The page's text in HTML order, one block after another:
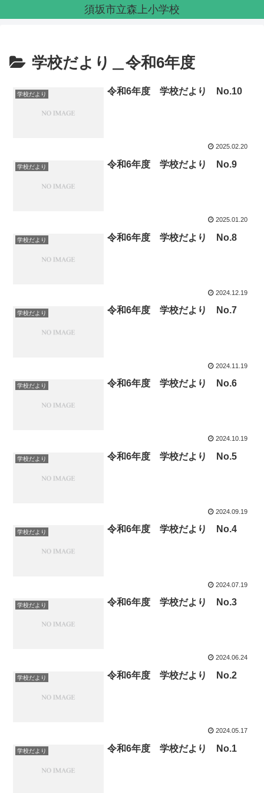
須坂市立森上小学校
学校だより＿令和6年度
学校だより 令和6年度 学校だより No.10
2025.02.20
学校だより 令和6年度 学校だより No.9
2025.01.20
学校だより 令和6年度 学校だより No.8
2024.12.19
学校だより 令和6年度 学校だより No.7
2024.11.19
学校だより 令和6年度 学校だより No.6
2024.10.19
学校だより 令和6年度 学校だより No.5
2024.09.19
学校だより 令和6年度 学校だより No.4
2024.07.19
学校だより 令和6年度 学校だより No.3
2024.06.24
学校だより 令和6年度 学校だより No.2
2024.05.17
学校だより 令和6年度 学校だより No.1